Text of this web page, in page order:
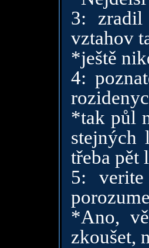
3:
vztahov
*ještě
4:
*tak půl
stejných
třeba pět
5:
*Ano,
zkoušet,